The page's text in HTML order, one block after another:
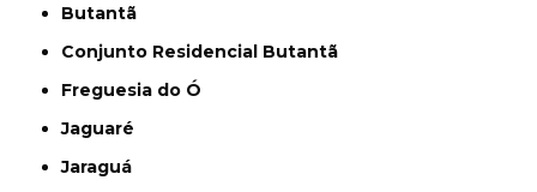
Butantã
Conjunto Residencial Butantã
Freguesia do Ó
Jaguaré
Jaraguá